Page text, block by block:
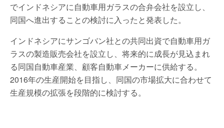
でインドネシアに自動車用ガラスの合弁会社を設立し、
同国へ進出することの検討に入ったと発表した。
インドネシアにサンゴバン社との共同出資で自動車用ガ
ラスの製造販売会社を設立し、将来的に成長が見込まれ
る同国自動車産業、顧客自動車メーカーに供給する。
2016年の生産開始を目指し、同国の市場拡大に合わせて
生産規模の拡張を段階的に検討する。